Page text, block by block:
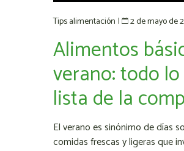
Tips alimentación | 2 de mayo de
Alimentos
verano: todo
lista de la
El verano es sinónimo de días
comidas frescas y ligeras que